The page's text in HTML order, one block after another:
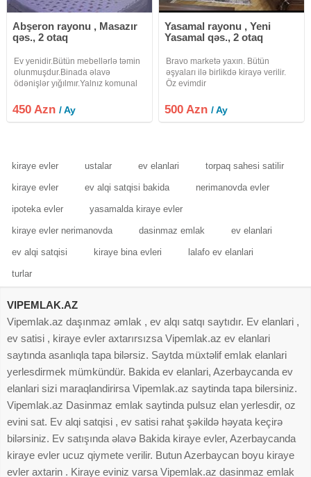
Abşeron rayonu , Masazır
qəs., 2 otaq
Ev yenidir.Bütün mebellərlə təmin
olunmuşdur.Binada əlavə
ödənişlər yığılmır.Yalnız komunal
internet)Məhlənin başından
şəhərə gedən maşurut
450 Azn/ Ay
Yasamal rayonu , Yeni
Yasamal qəs., 2 otaq
Bravo marketə yaxın. Bütün
əşyaları ilə birlikdə kirayə verilir.
Öz evimdir
500 Azn/ Ay
kiraye evler ustalar ev elanlari torpaq sahesi satilir
kiraye evler ev alqi satqisi bakida nerimanovda evler
ipoteka evler yasamalda kiraye evler
kiraye evler nerimanovda dasinmaz emlak ev elanlari
ev alqi satqisi kiraye bina evleri lalafo ev elanlari
turlar
VIPEMLAK.AZ
Vipemlak.az daşınmaz əmlak , ev alqı satqı saytıdır. Ev elanlari ,
ev satisi , kiraye evler axtarırsızsa Vipemlak.az ev elanlari
saytında asanlıqla tapa bilərsiz. Saytda müxtəlif emlak elanlari
yerlesdirmek mümkündür. Bakida ev elanlari, Azerbaycanda ev
elanlari sizi maraqlandirirsa Vipemlak.az saytinda tapa bilersiniz.
Vipemlak.az Dasinmaz emlak saytinda pulsuz elan yerlesdir, oz
evini sat. Ev alqi satqisi , ev satisi rahat şəkildə həyata keçirə
bilərsiniz. Ev satışında əlavə Bakida kiraye evler, Azerbaycanda
kiraye evler ucuz qiymete verilir. Butun Azerbaycan boyu kiraye
evler axtarin . Kiraye eviniz varsa Vipemlak.az dasinmaz emlak